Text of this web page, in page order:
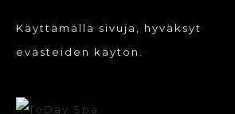
Käyttämällä sivuja, hyväksyt
evästeiden käytön.